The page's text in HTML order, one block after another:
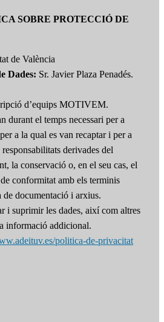
SOBRE PROTECCIÓ DE
de València
Dades: Sr. Javier Plaza Penadés.
d’equips MOTIVEM.
durant el temps necessari per a
a la qual es van recaptar i per a
derivades del
la conservació o, en el seu cas, el
conformitat amb els terminis
de documentació i arxius.
i suprimir les dades, així com altres
informació addicional.
politica-de-privacitat